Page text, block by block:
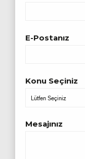
E-Postanız
Konu Seçiniz
Lütfen Seçiniz
Mesajınız